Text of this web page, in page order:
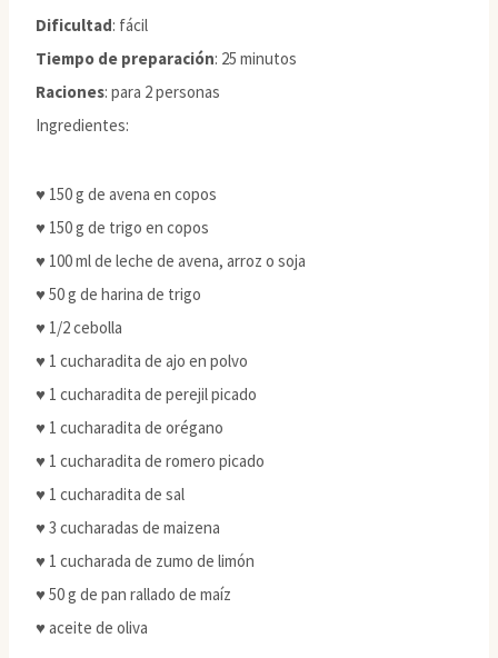
Dificultad: fácil
Tiempo de preparación: 25 minutos
Raciones: para 2 personas
Ingredientes:
♥ 150 g de avena en copos
♥ 150 g de trigo en copos
♥ 100 ml de leche de avena, arroz o soja
♥ 50 g de harina de trigo
♥ 1/2 cebolla
♥ 1 cucharadita de ajo en polvo
♥ 1 cucharadita de perejil picado
♥ 1 cucharadita de orégano
♥ 1 cucharadita de romero picado
♥ 1 cucharadita de sal
♥ 3 cucharadas de maizena
♥ 1 cucharada de zumo de limón
♥ 50 g de pan rallado de maíz
♥ aceite de oliva